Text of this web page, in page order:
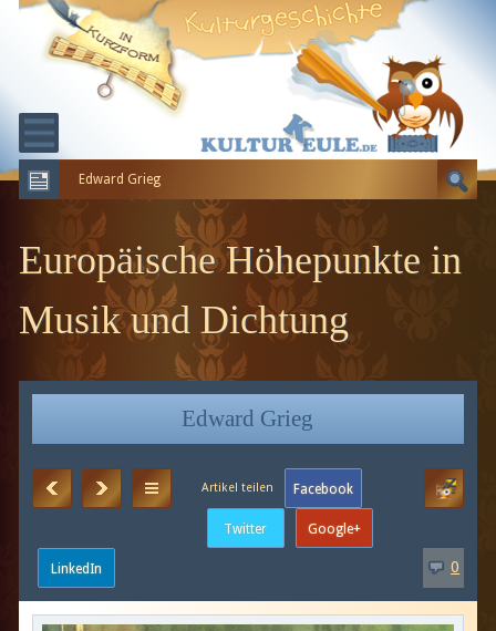
ERDGESCHICHTE
EVOLUTION
Edward Grieg
Europäische Höhepunkte in
Musik und Dichtung
Edward Grieg
0